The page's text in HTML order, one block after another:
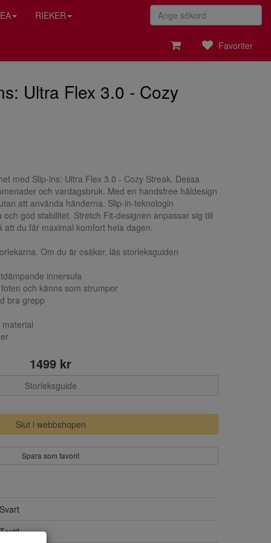
RIEKER
Favoriter
Ultra Flex 3.0 - Cozy
med Slip-ins: Ultra Flex 3.0 - Cozy Streak. Dessa
och vardagsbruk. Med en handsfree häldesign
att använda händerna. Slip-in-teknologin
god stabilitet. Stretch Fit-designen anpassar sig till
du får maximal komfort hela dagen.
Om du är osäker, läs storleksguiden
innersula
och känns som strumpor
bra grepp
1499 kr
Storleksguide
Slut i webbshopen
Spara som favorit
Svart
Textil